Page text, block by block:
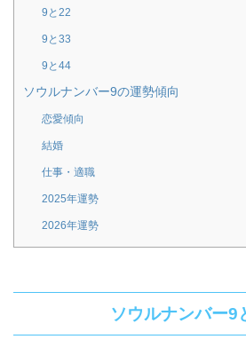
9と22
9と33
9と44
ソウルナンバー9の運勢傾向
恋愛傾向
結婚
仕事・適職
2025年運勢
2026年運勢
ソウルナンバー9